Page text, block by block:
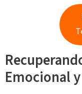
Emocional